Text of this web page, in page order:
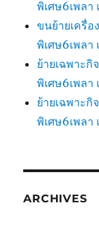
พิเศษ6เพลา
ขนย้ายเครื่อ
พิเศษ6เพลา
ย้ายเฉพาะกิ
พิเศษ6เพลา
ย้ายเฉพาะกิ
พิเศษ6เพลา
ARCHIVES